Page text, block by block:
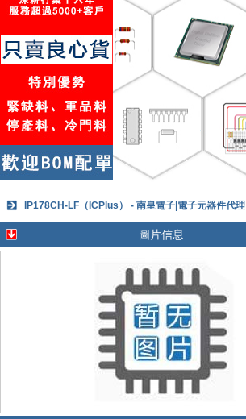
IP178CH-LF（ICPlus） - 南皇電子|電子元器件代理
圖片信息